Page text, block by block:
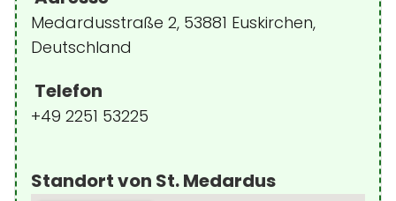
Medardusstraße 2, 53881 Euskirchen,
Deutschland
Telefon
+49 2251 53225
Standort von St. Medardus